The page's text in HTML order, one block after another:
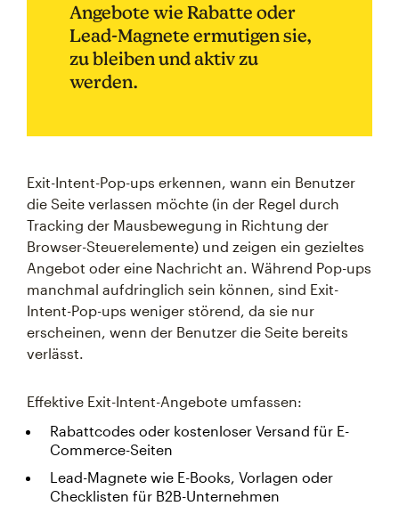
Angebote wie Rabatte oder
Lead-Magnete ermutigen sie,
zu bleiben und aktiv zu
werden.
Exit-Intent-Pop-ups erkennen, wann ein Benutzer
die Seite verlassen möchte (in der Regel durch
Tracking der Mausbewegung in Richtung der
Browser-Steuerelemente) und zeigen ein gezieltes
Angebot oder eine Nachricht an. Während Pop-ups
manchmal aufdringlich sein können, sind Exit-
Intent-Pop-ups weniger störend, da sie nur
erscheinen, wenn der Benutzer die Seite bereits
verlässt.
Effektive Exit-Intent-Angebote umfassen:
Rabattcodes oder kostenloser Versand für E-
Commerce-Seiten
Lead-Magnete wie E-Books, Vorlagen oder
Checklisten für B2B-Unternehmen